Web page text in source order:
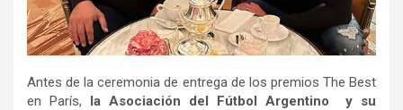
Antes de la ceremonia de entrega de los premios The Best
en París, la Asociación del Fútbol Argentino y su